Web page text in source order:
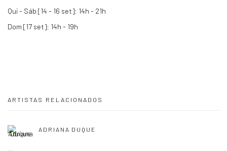
Qui - Sáb [14 - 16 set]: 14h - 21h
Dom [17 set]: 14h - 19h
ARTISTAS RELACIONADOS
ADRIANA DUQUE